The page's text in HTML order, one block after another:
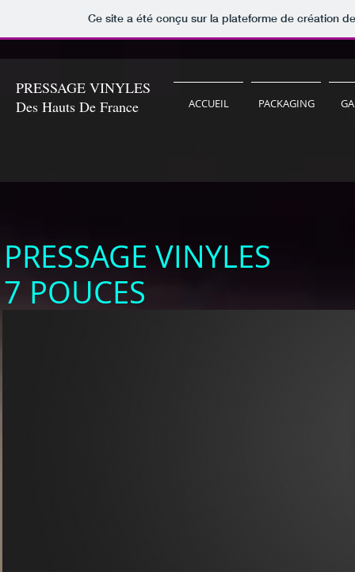
Ce site a été conçu sur la plateforme de création
PRESSAGE VINYLES
Des Hauts De France
ACCUEIL PACKAGING
PRESSAGE VINYLES
7 POUCES